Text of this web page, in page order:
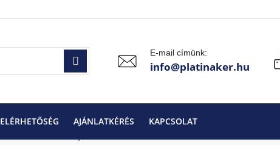
E-mail címünk:
info@platinaker.hu
ELÉRHETŐSÉG AJÁNLATKÉRÉS KAPCSOLAT